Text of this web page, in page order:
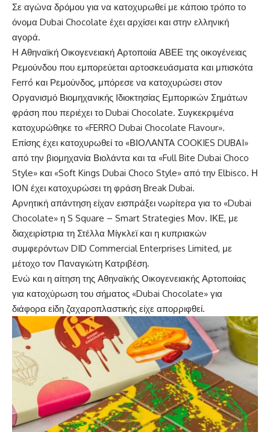
Σε αγώνα δρόμου για να κατοχυρωθεί με κάποιο τρόπο το
όνομα Dubai Chocolate έχει αρχίσει και στην ελληνική
αγορά.
Η Αθηναϊκή Οικογενειακή Αρτοποιία ΑΒΕΕ της οικογένειας
Ρεμούνδου που εμπορεύεται αρτοσκευάσματα και μπισκότα
Ferró και Ρεμούνδος, μπόρεσε να κατοχυρώσει στον
Οργανισμό Βιομηχανικής Ιδιοκτησίας Εμπορικών Σημάτων
φράση που περιέχει το Dubai Chocolate. Συγκεκριμένα
κατοχυρώθηκε το «FERRO Dubai Chocolate Flavour».
Επίσης έχει κατοχυρωθεί το «ΒΙΟΛΑΝΤΑ COOKIES DUBAI»
από την βιομηχανία Βιολάντα και τα «Full Bite Dubai Choco
Style» και «Soft Kings Dubai Choco Style» από την Elbisco. Η
ΙΟΝ έχει κατοχυρώσει τη φράση Break Dubai.
Αρνητική απάντηση είχαν εισπράξει νωρίτερα για το «Dubai
Chocolate» η S Square – Smart Strategies Μον. ΙΚΕ, με
διαχειρίστρια τη Στέλλα Μίγκλεϊ και η κυπριακών
συμφερόντων DID Commercial Enterprises Limited, με
μέτοχο τον Παναγιώτη Κατριβέση.
Ενώ και η αίτηση της Αθηναϊκής Οικογενειακής Αρτοποιίας
για κατοχύρωση του σήματος «Dubai Chocolate» για
διάφορα είδη ζαχαροπλαστικής είχε απορριφθεί.